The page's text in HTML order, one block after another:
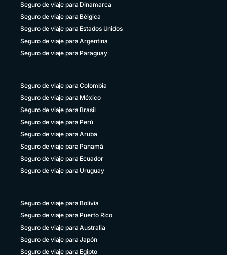
Seguro de viaje para Dinamarca
Seguro de viaje para Bélgica
Seguro de viaje para Estados Unidos
Seguro de viaje para Argentina
Seguro de viaje para Paraguay
Seguro de viaje para Colombia
Seguro de viaje para México
Seguro de viaje para Brasil
Seguro de viaje para Perú
Seguro de viaje para Aruba
Seguro de viaje para Panamá
Seguro de viaje para Ecuador
Seguro de viaje para Uruguay
Seguro de viaje para Bolivia
Seguro de viaje para Puerto Rico
Seguro de viaje para Australia
Seguro de viaje para Japón
Seguro de viaje para Egipto